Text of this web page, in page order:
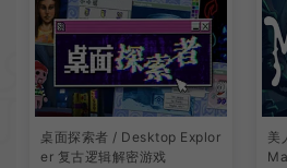
桌面探索者 / Desktop Explor
er 复古逻辑解密游戏
美